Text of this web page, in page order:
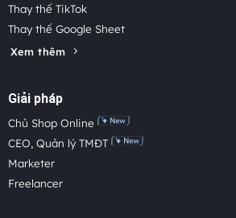
Thay thế TikTok
Thay thế Google Sheet
Xem thêm
Giải pháp
Chủ Shop Online
CEO, Quản lý TMĐT
Marketer
Freelancer